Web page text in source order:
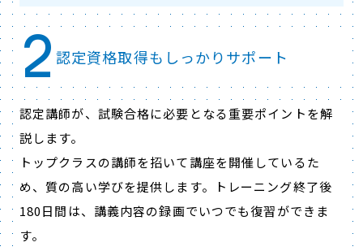
2 認定資格取得もしっかりサポート
認定講師が、試験合格に必要となる重要ポイントを解
説します。
トップクラスの講師を招いて講座を開催しているた
め、質の高い学びを提供します。トレーニング終了後
180日間は、講義内容の録画でいつでも復習ができま
す。